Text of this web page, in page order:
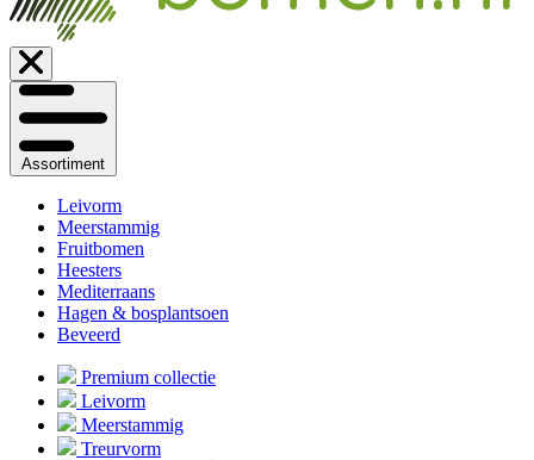
Assortiment
Leivorm
Meerstammig
Fruitbomen
Heesters
Mediterraans
Hagen & bosplantsoen
Beveerd
Premium collectie
Leivorm
Meerstammig
Treurvorm